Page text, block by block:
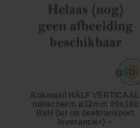
Kokowall HALF VERTICAAL
tuinscherm ø32mm 90x180
BxH (let op deeltransport
leverancier) ~